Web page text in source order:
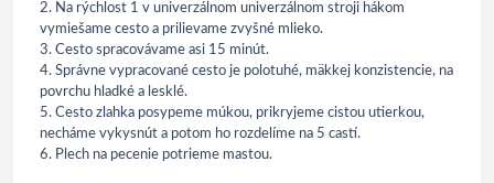
2. Na rýchlost 1 v univerzálnom univerzálnom stroji hákom
vymiešame cesto a prilievame zvyšné mlieko.
3. Cesto spracovávame asi 15 minút.
4. Správne vypracované cesto je polotuhé, mäkkej konzistencie, na
povrchu hladké a lesklé.
5. Cesto zlahka posypeme múkou, prikryjeme cistou utierkou,
necháme vykysnút a potom ho rozdelíme na 5 castí.
6. Plech na pecenie potrieme mastou.